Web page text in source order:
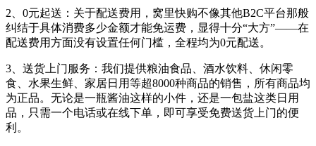
2、0元起送：关于配送费用，窝里快购不像其他B2C平台那般
纠结于具体消费多少金额才能免运费，显得十分“大方”——在
配送费用方面没有设置任何门槛，全程均为0元配送。
3、送货上门服务：我们提供粮油食品、酒水饮料、休闲零
食、水果生鲜、家居日用等超8000种商品的销售，所有商品均
为正品。无论是一瓶酱油这样的小件，还是一包盐这类日用
品，只需一个电话或在线下单，即可享受免费送货上门的便
利。